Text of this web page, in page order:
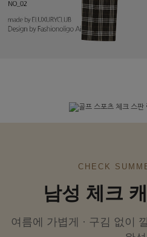
CHECK
남성 체크
여름에 가볍게 · 구김 없이